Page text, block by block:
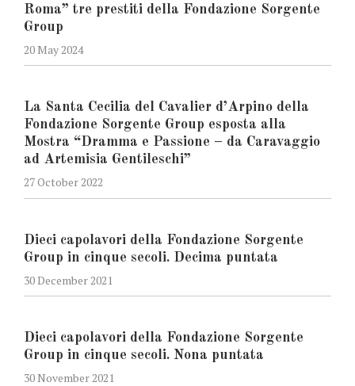
Roma” tre prestiti della Fondazione Sorgente
Group
20 May 2024
La Santa Cecilia del Cavalier d’Arpino della
Fondazione Sorgente Group esposta alla
Mostra “Dramma e Passione – da Caravaggio
ad Artemisia Gentileschi”
27 October 2022
Dieci capolavori della Fondazione Sorgente
Group in cinque secoli. Decima puntata
30 December 2021
Dieci capolavori della Fondazione Sorgente
Group in cinque secoli. Nona puntata
30 November 2021